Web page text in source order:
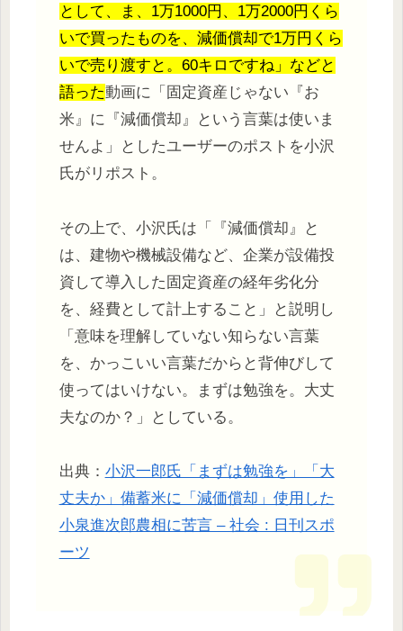
として、ま、1万1000円、1万2000円くら
いで買ったものを、減価償却で1万円くら
いで売り渡すと。60キロですね」などと
語った動画に「固定資産じゃない『お
米』に『減価償却』という言葉は使いま
せんよ」としたユーザーのポストを小沢
氏がリポスト。
その上で、小沢氏は「『減価償却』と
は、建物や機械設備など、企業が設備投
資して導入した固定資産の経年劣化分
を、経費として計上すること」と説明し
「意味を理解していない知らない言葉
を、かっこいい言葉だからと背伸びして
使ってはいけない。まずは勉強を。大丈
夫なのか？」としている。
出典： 小沢一郎氏「まずは勉強を」「大
丈夫か」備蓄米に「減価償却」使用した
小泉進次郎農相に苦言 – 社会 : 日刊スポ
ーツ